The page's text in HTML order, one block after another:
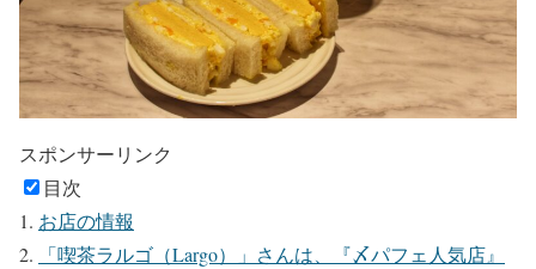
スポンサーリンク
目次
お店の情報
「喫茶ラルゴ（Largo）」さんは、『〆パフェ人気店』